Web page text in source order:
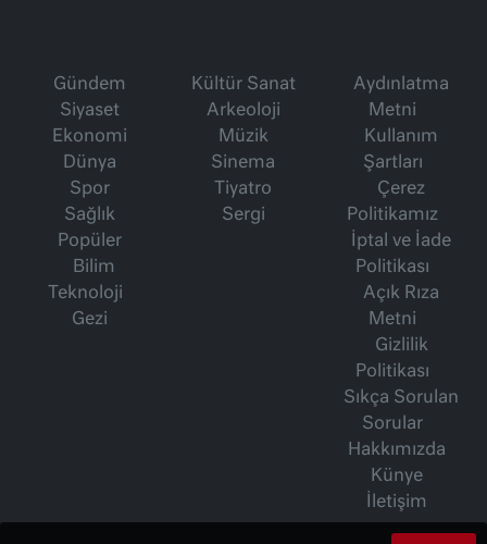
Gündem
Siyaset
Ekonomi
Dünya
Spor
Sağlık
Popüler
Bilim
Teknoloji
Gezi
Kültür Sanat
Arkeoloji
Müzik
Sinema
Tiyatro
Sergi
Aydınlatma
Metni
Kullanım
Şartları
Çerez
Politikamız
İptal ve İade
Politikası
Açık Rıza
Metni
Gizlilik
Politikası
Sıkça Sorulan
Sorular
Hakkımızda
Künye
İletişim